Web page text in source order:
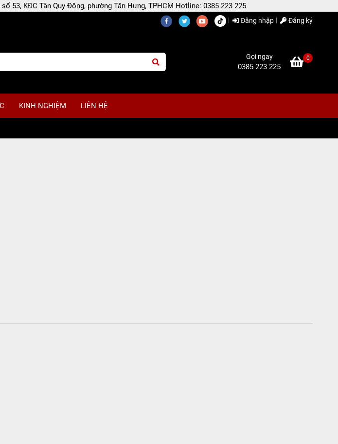
Đăng nhập Đăng ký
Gọi ngay
0385 223 225
0
KINH NGHIỆM LIÊN HỆ
53, KĐC Tân Quy Đông, phường Tân Hưng, TPHCM Hotline: 0385 223 225